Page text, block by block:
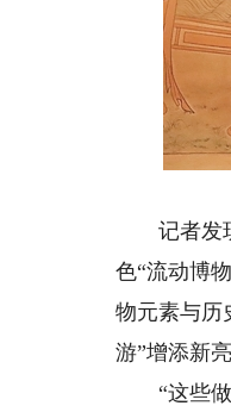
记者发现
色“流动博
物元素与历
游”增添新亮
“这些做